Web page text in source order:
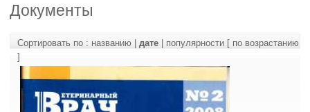
Документы
Сортировать по : названию | дате | популярности [ по возрастанию
]